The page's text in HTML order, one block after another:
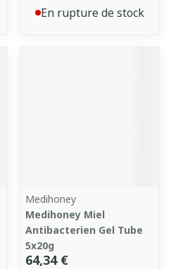
En rupture de stock
Medihoney
Medihoney Miel
Antibacterien Gel Tube
5x20g
64,34 €